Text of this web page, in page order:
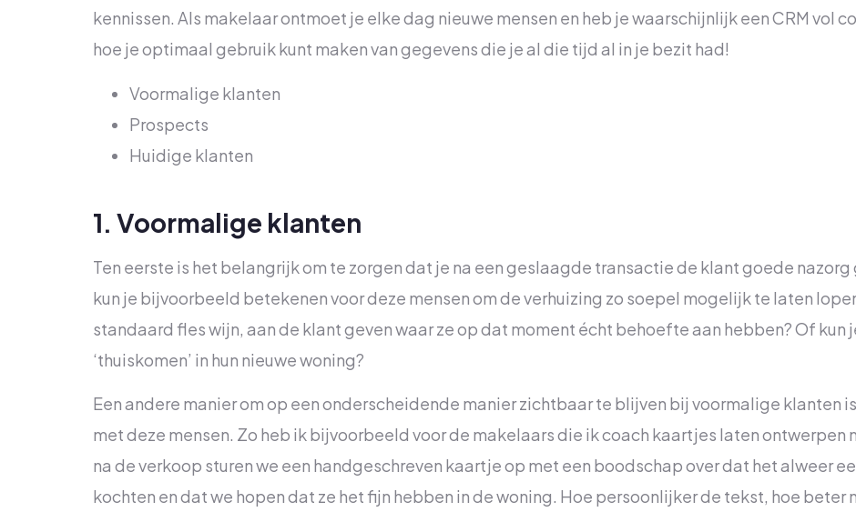
kennissen. Als makelaar ontmoet je elke dag nieuwe mensen en heb je waarschijnlijk een CRM vol
hoe je optimaal gebruik kunt maken van gegevens die je al die tijd al in je bezit had!
Voormalige klanten
Prospects
Huidige klanten
1. Voormalige klanten
Ten eerste is het belangrijk om te zorgen dat je na een geslaagde transactie de klant goede
kun je bijvoorbeeld betekenen voor deze mensen om de verhuizing zo soepel mogelijk te laten
standaard fles wijn, aan de klant geven waar ze op dat moment écht behoefte aan hebben? Of kun
‘thuiskomen’ in hun nieuwe woning?
Een andere manier om op een onderscheidende manier zichtbaar te blijven bij voormalige klanten
met deze mensen. Zo heb ik bijvoorbeeld voor de makelaars die ik coach kaartjes laten ontwerpen
na de verkoop sturen we een handgeschreven kaartje op met een boodschap over dat het alweer
kochten en dat we hopen dat ze het fijn hebben in de woning. Hoe persoonlijker de tekst, hoe beter